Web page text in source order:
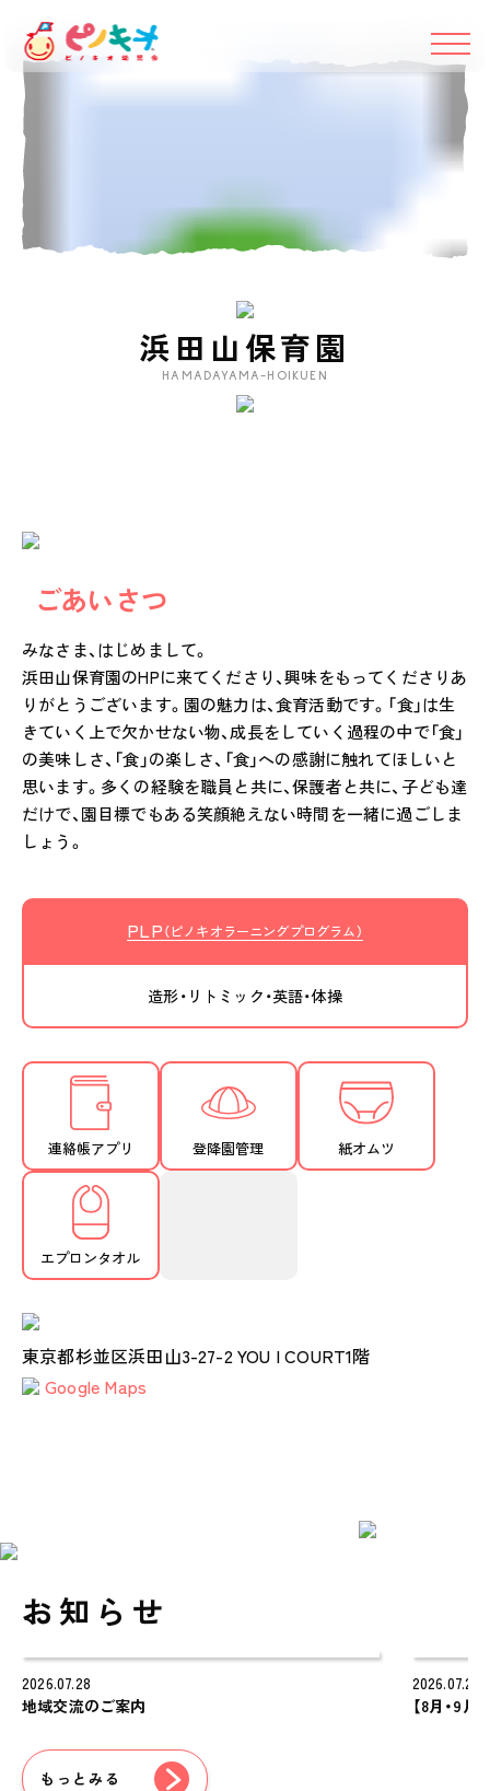
浜田山保育園
HAMADAYAMA-HOIKUEN
ごあいさつ
みなさま、はじめまして。
浜田山保育園のHPに来てくださり、興味をもってくださりあ
りがとうございます。園の魅力は、食育活動です。「食」は生
きていく上で欠かせない物、成長をしていく過程の中で「食」
の美味しさ、「食」の楽しさ、「食」への感謝に触れてほしいと
思います。多くの経験を職員と共に、保護者と共に、子ども達
だけで、園目標でもある笑顔絶えない時間を一緒に過ごしま
しょう。
東京都杉並区浜田山3-27-2 YOU I COURT1階
Google Maps
PLP（ピノキオラーニングプログラム）
造形・リトミック・英語・体操
連絡帳アプリ 登降園管理 紙オムツ
エプロンタオル
お知らせ
2026.07.28
地域交流のご案内
2026.07.28
【8月・9
もっとみる